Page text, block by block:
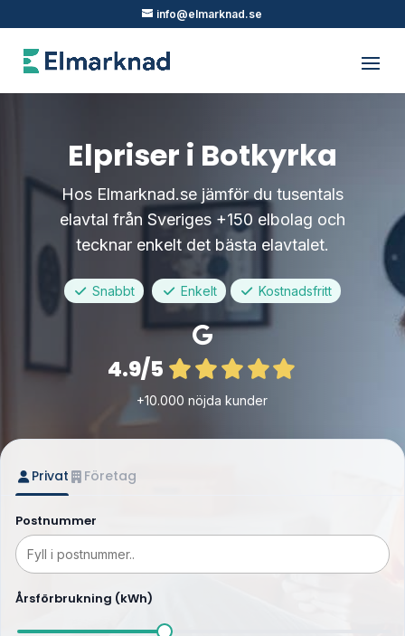
info@elmarknad.se
Elpriser i Botkyrka
Hos Elmarknad.se jämför du tusentals
elavtal från Sveriges +150 elbolag och
tecknar enkelt det bästa elavtalet.
Snabbt Enkelt Kostnadsfritt
4.9/5
+10.000 nöjda kunder
Privat Företag
Postnummer
Årsförbrukning (kWh)